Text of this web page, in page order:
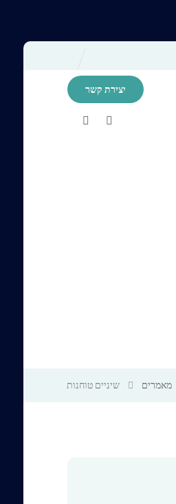
יצירת קשר
מאמרים שיניים טוחנות